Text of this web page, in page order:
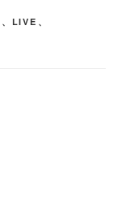
、 LIVE 、